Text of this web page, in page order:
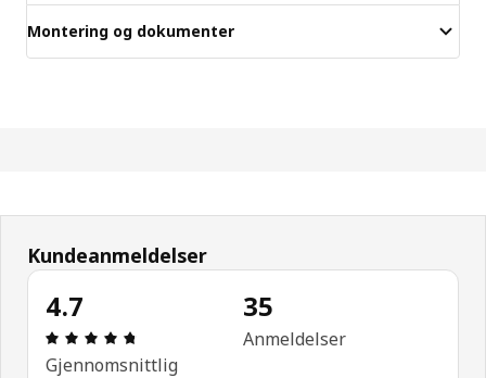
Montering og dokumenter
Kundeanmeldelser
4.7
Produktomtale: 4.7 ingen kundevurdering 5
Gjennomsnittlig
35
Anmeldelser